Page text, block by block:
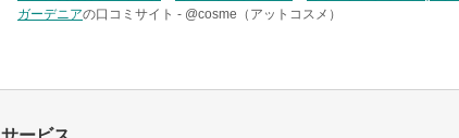
ガーデニアの口コミサイト - @cosme（アットコスメ）